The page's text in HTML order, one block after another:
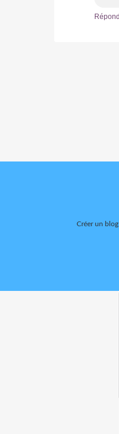
Créer un